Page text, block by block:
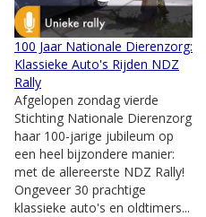
100 Jaar Nationale Dierenzorg:
Klassieke Auto's Rijden NDZ
Rally
Afgelopen zondag vierde
Stichting Nationale Dierenzorg
haar 100-jarige jubileum op
een heel bijzondere manier:
met de allereerste NDZ Rally!
Ongeveer 30 prachtige
klassieke auto's en oldtimers...